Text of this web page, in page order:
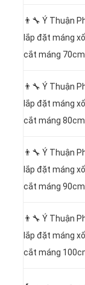
👨‍🔧 Ý Thuận
lắp đặt máng
cắt máng 70cm
👨‍🔧 Ý Thuận
lắp đặt máng
cắt máng 80cm
👨‍🔧 Ý Thuận
lắp đặt máng
cắt máng 90cm
👨‍🔧 Ý Thuận
lắp đặt máng
cắt máng